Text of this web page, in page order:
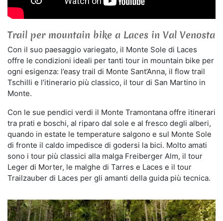
Trail per mountain bike a Laces in Val Venosta
Con il suo paesaggio variegato, il Monte Sole di Laces
offre le condizioni ideali per tanti tour in mountain bike per
ogni esigenza: l’easy trail di Monte Sant’Anna, il flow trail
Tschilli e l’itinerario più classico, il tour di San Martino in
Monte.
Con le sue pendici verdi il Monte Tramontana offre itinerari
tra prati e boschi, al riparo dal sole e al fresco degli alberi,
quando in estate le temperature salgono e sul Monte Sole
di fronte il caldo impedisce di godersi la bici. Molto amati
sono i tour più classici alla malga Freiberger Alm, il tour
Leger di Morter, le malghe di Tarres e Laces e il tour
Trailzauber di Laces per gli amanti della guida più tecnica.